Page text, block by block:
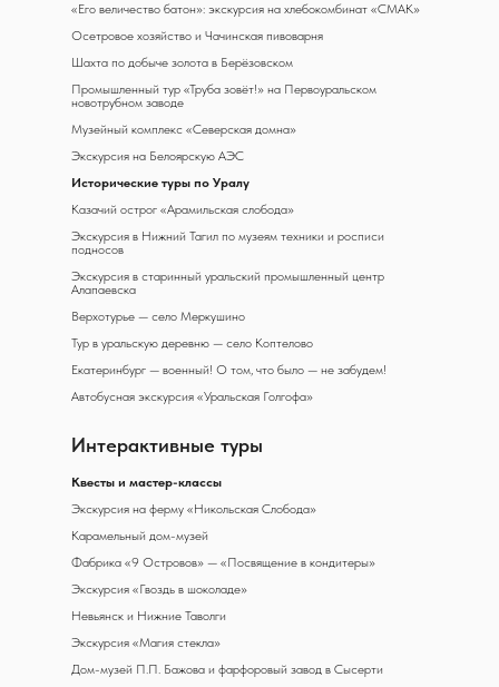
«Его величество батон»: экскурсия на хлебокомбинат «СМАК»
Осетровое хозяйство и Чачинская пивоварня
Шахта по добыче золота в Берёзовском
Промышленный тур «Труба зовёт!» на Первоуральском
новотрубном заводе
Музейный комплекс «Северская домна»
Экскурсия на Белоярскую АЭС
Исторические туры по Уралу
Казачий острог «Арамильская слобода»
Экскурсия в Нижний Тагил по музеям техники и росписи
подносов
Экскурсия в старинный уральский промышленный центр
Алапаевска
Верхотурье — село Меркушино
Тур в уральскую деревню — село Коптелово
Екатеринбург — военный! О том, что было — не забудем!
Автобусная экскурсия «Уральская Голгофа»
Интерактивные туры
Квесты и мастер-классы
Экскурсия на ферму «Никольская Слобода»
Карамельный дом-музей
Фабрика «9 Островов» — «Посвящение в кондитеры»
Экскурсия «Гвоздь в шоколаде»
Невьянск и Нижние Таволги
Экскурсия «Магия стекла»
Дом-музей П.П. Бажова и фарфоровый завод в Сысерти